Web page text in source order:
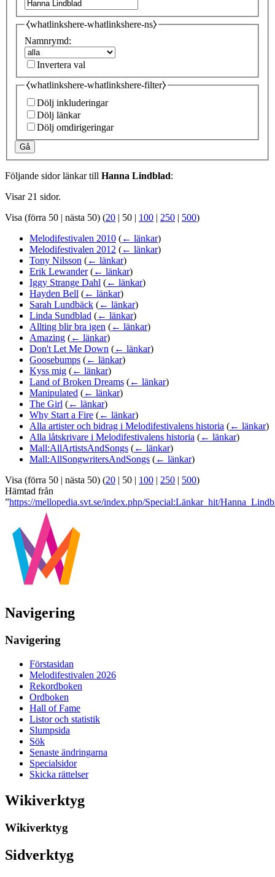
⧼whatlinkshere-whatlinkshere-ns⧽
Namnrymd:
Invertera val
⧼whatlinkshere-whatlinkshere-filter⧽
Dölj inkluderingar
Dölj länkar
Dölj omdirigeringar
Gå
Följande sidor länkar till Hanna Lindblad:
Visar 21 sidor.
Visa (förra 50 | nästa 50) (20 | 50 | 100 | 250 | 500)
Melodifestivalen 2010 (← länkar)
Melodifestivalen 2012 (← länkar)
Tony Nilsson (← länkar)
Erik Lewander (← länkar)
Iggy Strange Dahl (← länkar)
Hayden Bell (← länkar)
Sarah Lundbäck (← länkar)
Linda Sundblad (← länkar)
Allting blir bra igen (← länkar)
Amazing (← länkar)
Don't Let Me Down (← länkar)
Goosebumps (← länkar)
Kyss mig (← länkar)
Land of Broken Dreams (← länkar)
Manipulated (← länkar)
The Girl (← länkar)
Why Start a Fire (← länkar)
Alla artister och bidrag i Melodifestivalens historia (← länkar)
Alla låtskrivare i Melodifestivalens historia (← länkar)
Mall:AllArtistsAndSongs (← länkar)
Mall:AllSongwritersAndSongs (← länkar)
Visa (förra 50 | nästa 50) (20 | 50 | 100 | 250 | 500)
Hämtad från
”https://mellopedia.svt.se/index.php/Special:Länkar_hit/
Navigering
Navigering
Förstasidan
Melodifestivalen 2026
Rekordboken
Ordboken
Hall of Fame
Listor och statistik
Slumpsida
Sök
Senaste ändringarna
Specialsidor
Skicka rättelser
Wikiverktyg
Wikiverktyg
Sidverktyg